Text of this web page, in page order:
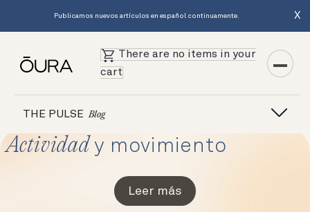
Publicamos nuevos artículos en español continuamente. X
There are no items in your
cart
THE PULSE Blog
Actividad y movimiento
Leer más